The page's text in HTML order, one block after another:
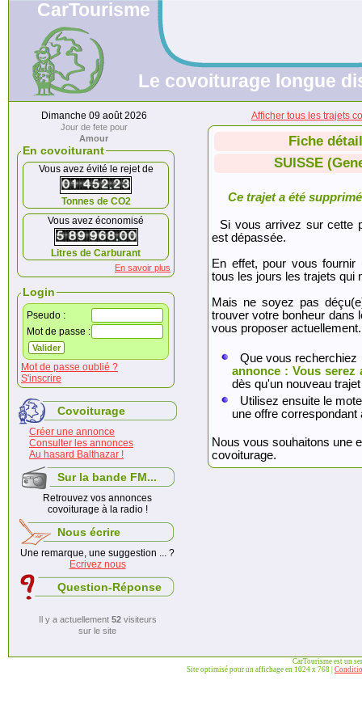
CarTourisme
Le covoiturage longue
Dimanche 09 août 2026
Jour de fete pour
Amour
En covoiturant
Vous avez évité le rejet de
Tonnes de CO2
Vous avez économisé
Litres de Carburant
En savoir plus
Login
Pseudo :
Mot de passe :
Mot de passe oublié ?
S'inscrire
Covoiturage
Créer une annonce
Consulter les annonces
Au hasard Balthazar !
Sur la bande FM...
Retrouvez vos annonces
covoiturage à la radio !
Nous écrire
Une remarque, une suggestion ... ?
Ecrivez nous
Question-Réponse
Il y a actuellement 52visiteurs
sur le site
Afficher tous les trajets
Fiche
SUISSE
Ce trajet a été
Si vous arrivez sur cette
est dépassée.
En effet, pour vous fournir
tous les jours les trajets qui
Mais ne soyez pas
trouver votre bonheur dans
vous proposer actuellement.
Que vous
annonce : Vous serez
dès qu'un nouveau
Utilisez ensuite le
une offre
Nous vous souhaitons une
covoiturage.
CarTourisme est un
Site optimisé pour un affichage en 1024 x 768 |